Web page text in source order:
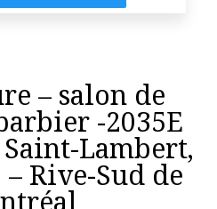
– salon de
-2035E
Lambert,
– Rive-Sud de